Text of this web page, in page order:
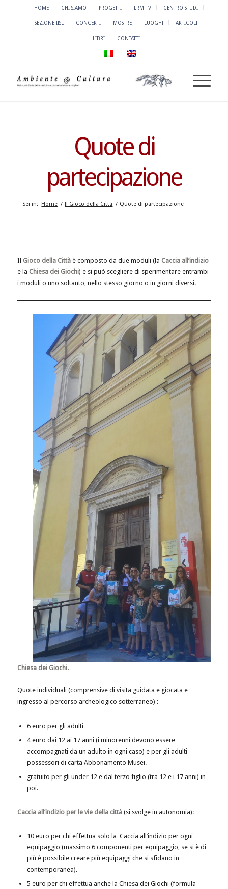
HOME CHI SIAMO PROGETTI LRM TV CENTRO STUDI
SEZIONE IISL CONCERTI MOSTRE LUOGHI ARTICOLI
LIBRI CONTATTI
Quote di
partecipazione
Sei in: Home / Il Gioco della Città / Quote di partecipazione
Il Gioco della Cittàè composto da due moduli (la Caccia all’indizio
e la Chiesa dei Giochi) e si può scegliere di sperimentare entrambi
i moduli o uno soltanto, nello stesso giorno o in giorni diversi.
Chiesa dei Giochi.
Quote individuali (comprensive di visita guidata e giocata e
ingresso al percorso archeologico sotterraneo) :
6 euro per gli adulti
4 euro dai 12 ai 17 anni (i minorenni devono essere
accompagnati da un adulto in ogni caso) e per gli adulti
possessori di carta Abbonamento Musei.
gratuito per gli under 12 e dal terzo figlio (tra 12 e i 17 anni) in
poi.
Caccia all’indizio per le vie della città(si svolge in autonomia):
10 euro per chi effettua solo la Caccia all’indizio per ogni
equipaggio (massimo 6 componenti per equipaggio, se si è di
più è possibile creare più equipaggi che si sfidano in
contemporanea).
5 euro per chi effettua anche la Chiesa dei Giochi (formula